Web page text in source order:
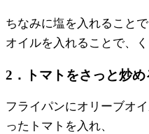
ちなみに塩を入れること
オイルを入れることで、
2．トマトをさっと炒め
フライパンにオリーブオ
ったトマトを入れ、